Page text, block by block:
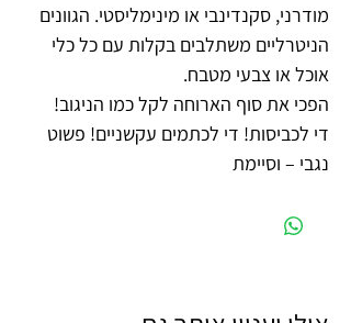
מודרני, סקנדינבי או מינימליסטי. הגוונים
הניטרליים משתלבים בקלות עם כל כלי
אוכל או צבעי מטבח.
הפכי את סוף הארוחה לקל כמו הניגוב!
די לכביסות! די לכתמים עקשניים! פשוט
נגבי – וסיימת